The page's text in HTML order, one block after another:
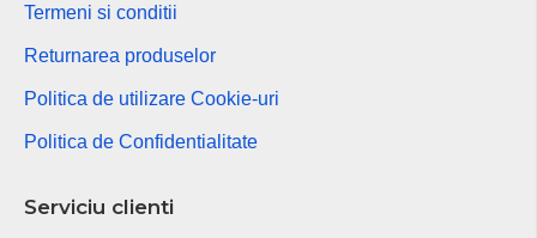
Termeni si conditii
Returnarea produselor
Politica de utilizare Cookie-uri
Politica de Confidentialitate
Serviciu clienti